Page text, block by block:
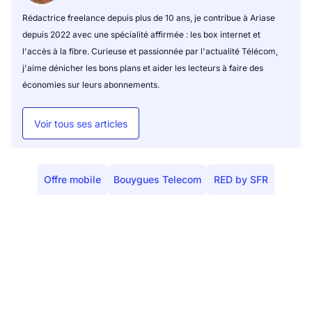
Rédactrice freelance depuis plus de 10 ans, je contribue à Ariase
depuis 2022 avec une spécialité affirmée : les box internet et
l'accès à la fibre. Curieuse et passionnée par l'actualité Télécom,
j'aime dénicher les bons plans et aider les lecteurs à faire des
économies sur leurs abonnements.
Voir tous ses articles
Offre mobile Bouygues Telecom RED by SFR